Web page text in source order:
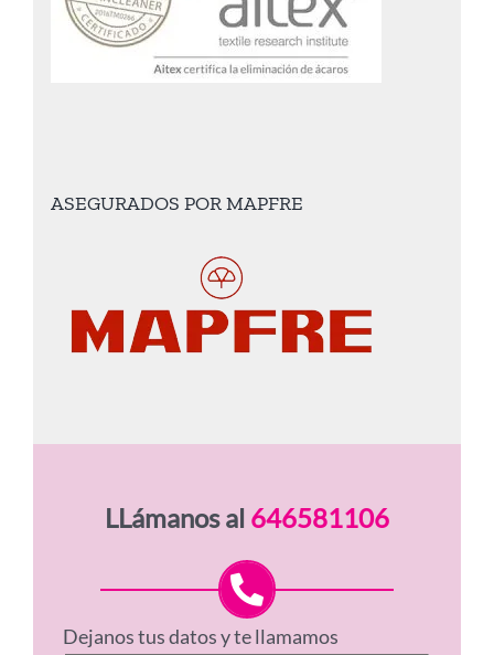
ASEGURADOS POR MAPFRE
LLámanos al 646581106
Dejanos tus datos y te llamamos